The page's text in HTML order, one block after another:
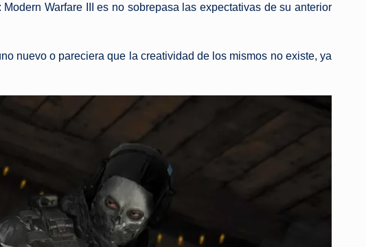
Warfare III es no sobrepasa las expectativas de su anterior
nuevo o pareciera que la creatividad de los mismos no existe, ya